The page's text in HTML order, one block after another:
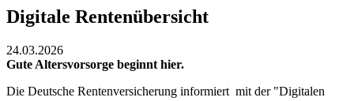
Digitale Rentenübersicht
24.03.2026
Gute Altersvorsorge beginnt hier.
Die Deutsche Rentenversicherung informiert mit der "Digitalen